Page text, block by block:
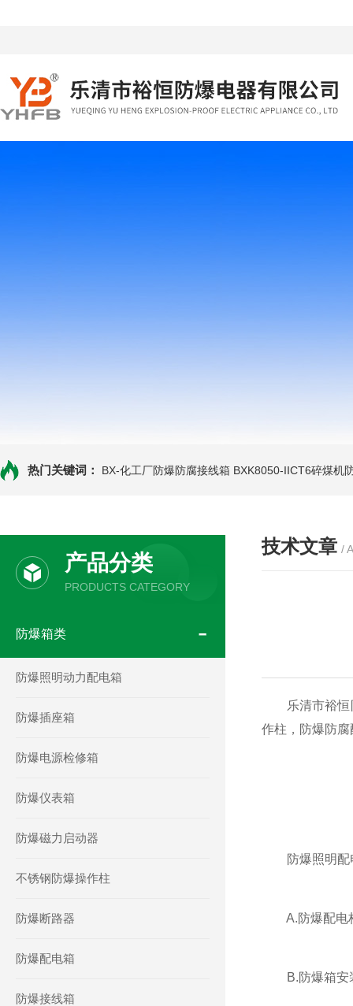
热门关键词： BX-化工厂防爆防腐接线箱 BXK8050-IICT6碎煤机
产品分类
PRODUCTS CATEGORY
防爆箱类
防爆照明动力配电箱
防爆插座箱
防爆电源检修箱
防爆仪表箱
防爆磁力启动器
不锈钢防爆操作柱
防爆断路器
防爆配电箱
防爆接线箱
技术文章 /
乐清市裕恒防
作柱，防爆防
防爆照明配
A.防爆配电柜
B.防爆箱安装